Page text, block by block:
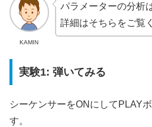
KAMIN
パラメーターの分析
詳細はそちらをご覧
実験1: 弾いてみる
シーケンサーをONにしてPLAY
す。